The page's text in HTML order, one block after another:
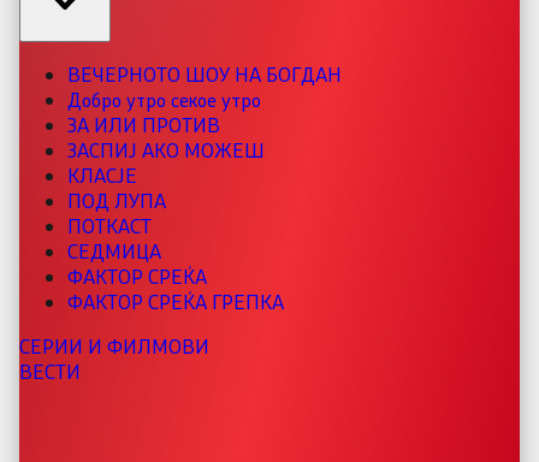
ВЕЧЕРНОТО ШОУ НА БОГДАН
Добро утро секое утро
ЗА ИЛИ ПРОТИВ
ЗАСПИЈ АКО МОЖЕШ
КЛАСЈЕ
ПОД ЛУПА
ПОТКАСТ
СЕДМИЦА
ФАКТОР СРЕЌА
ФАКТОР СРЕЌА ГРЕПКА
СЕРИИ И ФИЛМОВИ
ВЕСТИ